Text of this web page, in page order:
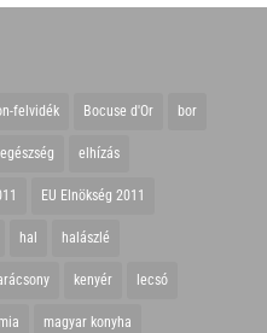
felvidék Bocuse d'Or bor
egészség elhízás
EU Elnökség 2011
hal halászlé
kenyér lecsó
magyar konyha